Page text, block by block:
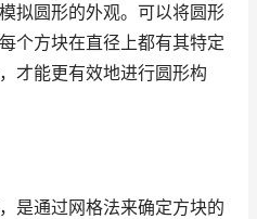
拟圆形的外观。可以将圆形
个方块在直径上都有其特定
才能更有效地进行圆形构
是通过网格法来确定方块的